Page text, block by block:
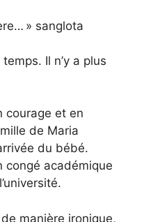
» sanglota
Il n’y a plus
courage et en
de Maria
du bébé.
congé académique
manière ironique,